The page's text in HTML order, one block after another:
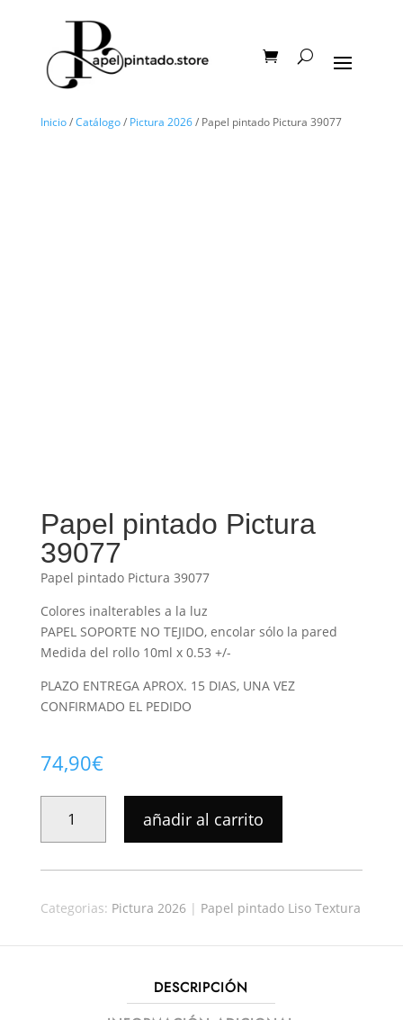
Inicio/Catálogo/ Pictura 2026/ Papel pintado Pictura 39077
Papel pintado Pictura
39077
Papel pintado Pictura 39077
Colores inalterables a la luz
PAPEL SOPORTE NO TEJIDO, encolar sólo la pared
Medida del rollo 10ml x 0.53 +/-
PLAZO ENTREGA APROX. 15 DIAS, UNA VEZ
CONFIRMADO EL PEDIDO
74,90€
PINTADO
PICTURA
39077
añadir al carrito
Categorias: Pictura 2026| Papel pintado Liso Textura
DESCRIPCIÓN